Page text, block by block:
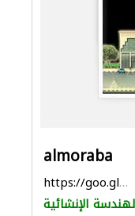
almoraba
https://goo.gl/maps/Xpf9G4yqeYVfXX2k7
الإنشائية